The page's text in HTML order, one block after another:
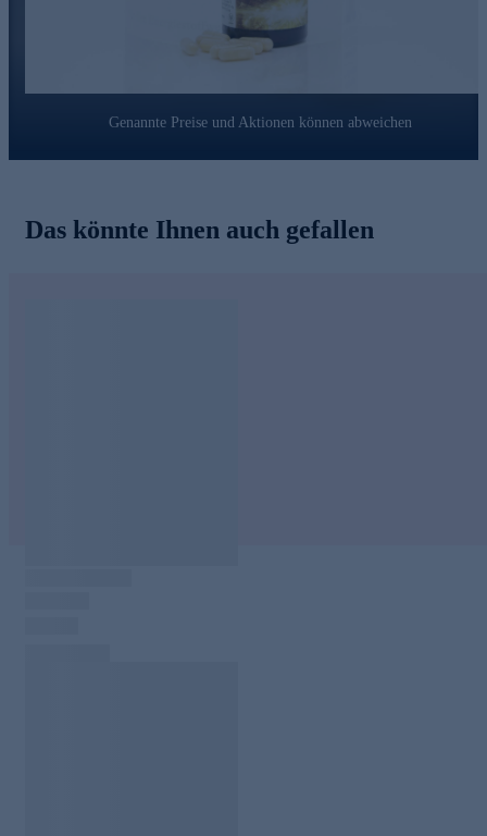
Genannte Preise und Aktionen können abweichen
Das könnte Ihnen auch gefallen